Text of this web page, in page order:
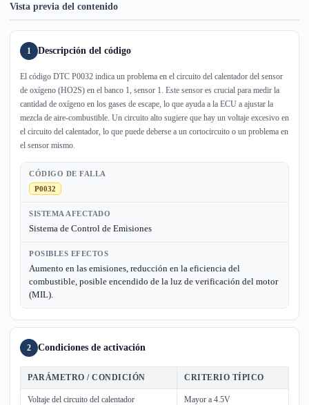
Vista previa del contenido
1 Descripción del código
El código DTC P0032 indica un problema en el circuito del calentador del sensor
de oxígeno (HO2S) en el banco 1, sensor 1. Este sensor es crucial para medir la
cantidad de oxígeno en los gases de escape, lo que ayuda a la ECU a ajustar la
mezcla de aire-combustible. Un circuito alto sugiere que hay un voltaje excesivo en
el circuito del calentador, lo que puede deberse a un cortocircuito o un problema en
el sensor mismo.
CÓDIGO DE FALLA
P0032
SISTEMA AFECTADO
Sistema de Control de Emisiones
POSIBLES EFECTOS
Aumento en las emisiones, reducción en la eficiencia del
combustible, posible encendido de la luz de verificación del motor
(MIL).
2 Condiciones de activación
PARÁMETRO / CONDICIÓN CRITERIO TÍPICO
Voltaje del circuito del calentador Mayor a 4.5V